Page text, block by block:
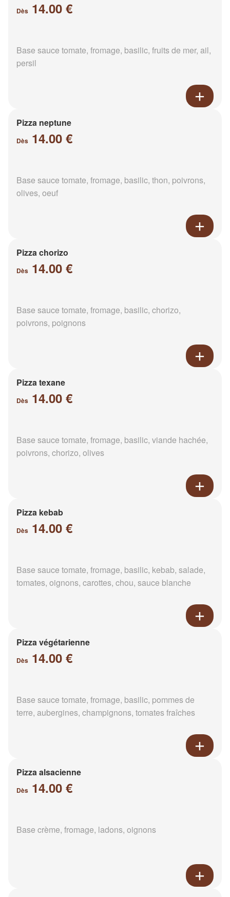
Dès 14.00 €
Base sauce tomate, fromage, basilic, fruits de mer, ail,
persil
Pizza neptune
Dès 14.00 €
Base sauce tomate, fromage, basilic, thon, poivrons,
olives, oeuf
Pizza chorizo
Dès 14.00 €
Base sauce tomate, fromage, basilic, chorizo,
poivrons, poignons
Pizza texane
Dès 14.00 €
Base sauce tomate, fromage, basilic, viande hachée,
poivrons, chorizo, olives
Pizza kebab
Dès 14.00 €
Base sauce tomate, fromage, basilic, kebab, salade,
tomates, oignons, carottes, chou, sauce blanche
Pizza végétarienne
Dès 14.00 €
Base sauce tomate, fromage, basilic, pommes de
terre, aubergines, champignons, tomates fraîches
Pizza alsacienne
Dès 14.00 €
Base crème, fromage, ladons, oignons